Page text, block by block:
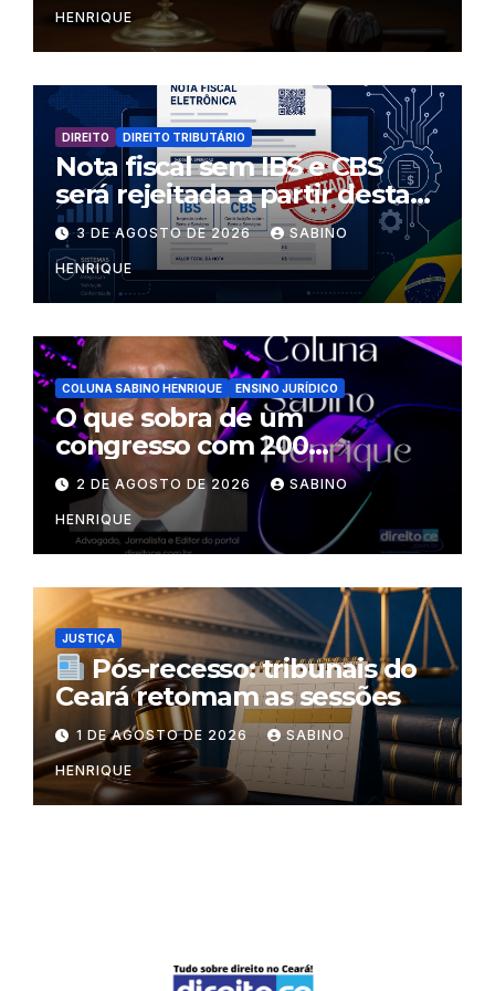
HENRIQUE
DIREITO DIREITO TRIBUTÁRIO
Nota fiscal sem IBS e CBS
será rejeitada a partir desta
segunda-feira
3 DE AGOSTO DE 2026 SABINO
HENRIQUE
COLUNA SABINO HENRIQUE ENSINO JURÍDICO
O que sobra de um
congresso com 200
palestrantes?
2 DE AGOSTO DE 2026 SABINO
HENRIQUE
JUSTIÇA
Pós-recesso: tribunais do
Ceará retomam as sessões
1 DE AGOSTO DE 2026 SABINO
HENRIQUE